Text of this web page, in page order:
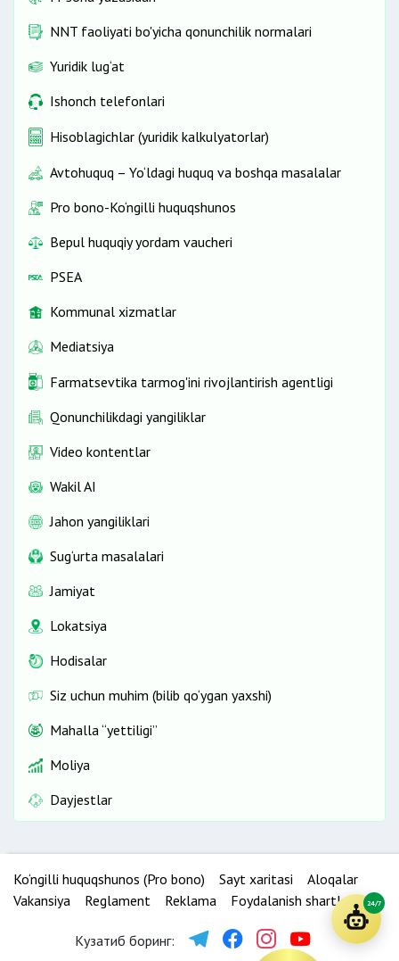
NNT faoliyati bo'yicha qonunchilik normalari
Yuridik lug‘at
Ishonch telefonlari
Hisoblagichlar (yuridik kalkulyatorlar)
Avtohuquq – Yo‘ldagi huquq va boshqa masalalar
Pro bono-Ko‘ngilli huquqshunos
Bepul huquqiy yordam vaucheri
PSEA
Kommunal xizmatlar
Mediatsiya
Farmatsevtika tarmog'ini rivojlantirish agentligi
Qonunchilikdagi yangiliklar
Video kontentlar
Wakil AI
Jahon yangiliklari
Sug‘urta masalalari
Jamiyat
Lokatsiya
Hodisalar
Siz uchun muhim (bilib qo‘ygan yaxshi)
Mahalla “yettiligi”
Moliya
Dayjestlar
Ko‘ngilli huquqshunos (Pro bono) Sayt xaritasi
Aloqalar
Vakansiya
Reglament Reklama Foydalanish shartlari
Кузатиб боринг:
24/7